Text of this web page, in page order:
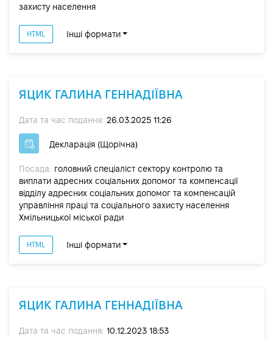
захисту населення
HTML Інші формати
ЯЦИК ГАЛИНА ГЕННАДІЇВНА
Дата та час подання: 26.03.2025 11:26
Декларація (Щорічна)
Посада: головний спеціаліст сектору контролю та
виплати адресних соціальних допомог та компенсації
відділу адресних соціальних допомог та компенсацій
управління праці та соціального захисту населення
Хмільницької міської ради
HTML Інші формати
ЯЦИК ГАЛИНА ГЕННАДІЇВНА
Дата та час подання: 10.12.2023 18:53